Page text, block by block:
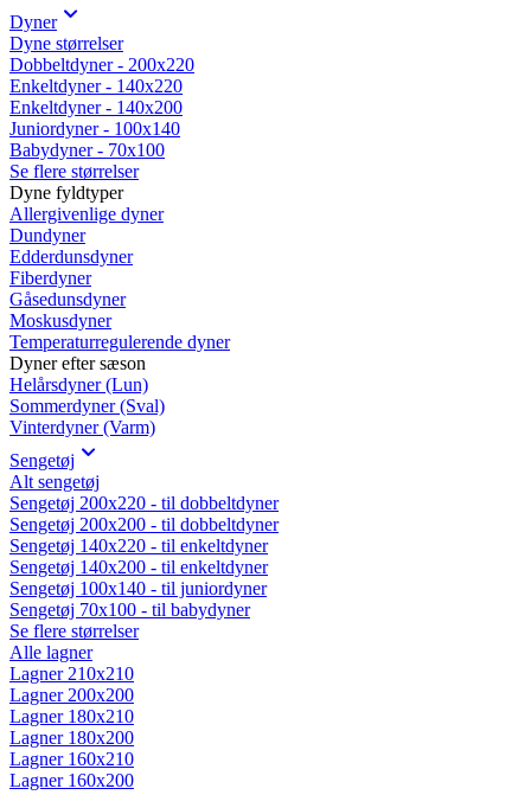
Dyner
Dyne størrelser
Dobbeltdyner - 200x220
Enkeltdyner - 140x220
Enkeltdyner - 140x200
Juniordyner - 100x140
Babydyner - 70x100
Se flere størrelser
Dyne fyldtyper
Allergivenlige dyner
Dundyner
Edderdunsdyner
Fiberdyner
Gåsedunsdyner
Moskusdyner
Temperaturregulerende dyner
Dyner efter sæson
Helårsdyner (Lun)
Sommerdyner (Sval)
Vinterdyner (Varm)
Sengetøj
Alt sengetøj
Sengetøj 200x220 - til dobbeltdyner
Sengetøj 200x200 - til dobbeltdyner
Sengetøj 140x220 - til enkeltdyner
Sengetøj 140x200 - til enkeltdyner
Sengetøj 100x140 - til juniordyner
Sengetøj 70x100 - til babydyner
Se flere størrelser
Alle lagner
Lagner 210x210
Lagner 200x200
Lagner 180x210
Lagner 180x200
Lagner 160x210
Lagner 160x200